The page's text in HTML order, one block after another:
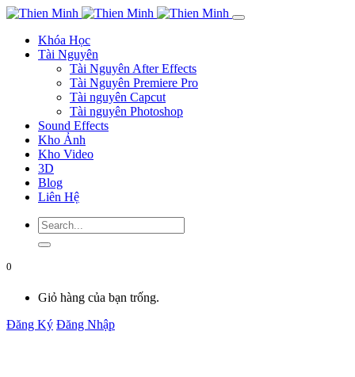
Khóa Học
Tài Nguyên
Tài Nguyên After Effects
Tài Nguyên Premiere Pro
Tài nguyên Capcut
Tài nguyên Photoshop
Sound Effects
Kho Ảnh
Kho Video
3D
Blog
Liên Hệ
0
Giỏ hàng của bạn trống.
Đăng Ký Đăng Nhập